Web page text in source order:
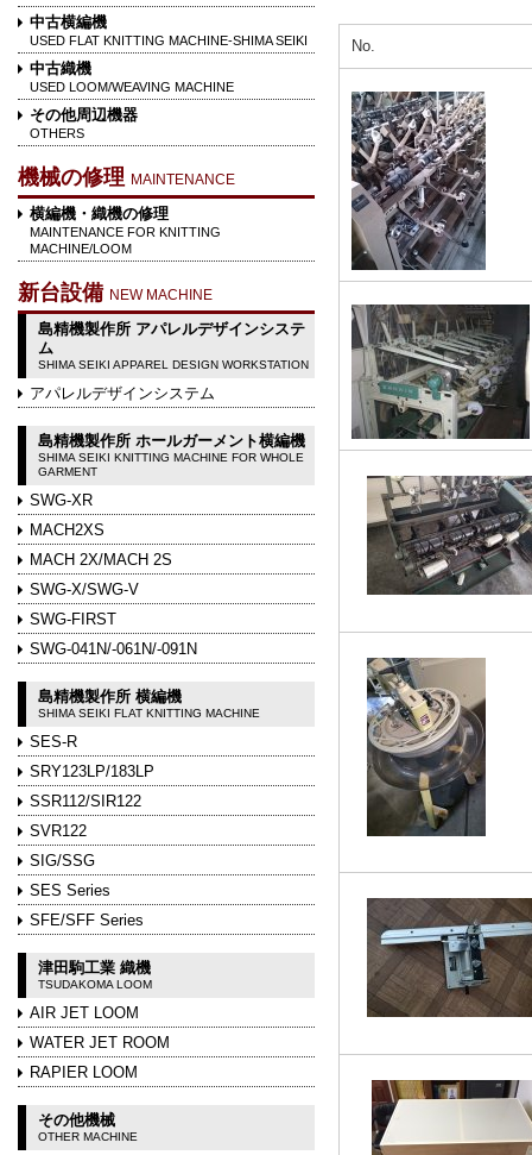
No.
中古横編機
USED FLAT KNITTING MACHINE-SHIMA SEIKI
中古織機
USED LOOM/WEAVING MACHINE
その他周辺機器
OTHERS
機械の修理 MAINTENANCE
横編機・織機の修理
MAINTENANCE FOR KNITTING
MACHINE/LOOM
新台設備 NEW MACHINE
島精機製作所 アパレルデザインシステ
ム
SHIMA SEIKI APPAREL DESIGN WORKSTATION
アパレルデザインシステム
島精機製作所 ホールガーメント横編機
SHIMA SEIKI KNITTING MACHINE FOR WHOLE
GARMENT
SWG-XR
MACH2XS
MACH 2X/MACH 2S
SWG-X/SWG-V
SWG-FIRST
SWG-041N/-061N/-091N
島精機製作所 横編機
SHIMA SEIKI FLAT KNITTING MACHINE
SES-R
SRY123LP/183LP
SSR112/SIR122
SVR122
SIG/SSG
SES Series
SFE/SFF Series
津田駒工業 織機
TSUDAKOMA LOOM
AIR JET LOOM
WATER JET ROOM
RAPIER LOOM
その他機械
OTHER MACHINE